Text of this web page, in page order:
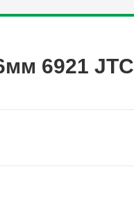
6921 JTC